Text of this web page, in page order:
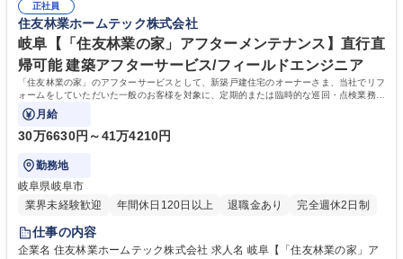
の思いを汲み取り、その解決策をプランに反映させられるため、お客様の
満足に繋がります。 募集職種 池袋【リフォーム/営業設計】住友林業G/お
客様の夢を形にする仕事
【キャリアパス】研修制度が整っている為、営業未経験で入社した社員
も、今では当社のコアメンバーとして成長しています。実績を積み重ねれ
ば、主任→係長から、ゆくゆくは管理職へとステップアップも可能です。
学歴・資格 学歴：大学院 大学 高専 短大 専修学校 高校 語学力： 資格：
正社員
住友林業ホームテック株式会社
岐阜【「住友林業の家」アフターメンテナンス】直行直
帰可能 建築アフターサービス/フィールドエンジニア
「住友林業の家」のアフターサービスとして、新築戸建住宅のオーナーさま、当社でリフ
ォームをしていただいた一般のお客様を対象に、定期的または臨時的な巡回・点検業務を
担当していただきます。
月給
30万6630円～41万4210円
勤務地
岐阜県岐阜市
業界未経験歓迎
年間休日120日以上 退職金あり 完全週休2日制
仕事の内容
企業名 住友林業ホームテック株式会社 求人名 岐阜【「住友林業の家」ア